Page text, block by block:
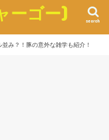
ーゴー) search
み？！豚の意外な雑学も紹介！